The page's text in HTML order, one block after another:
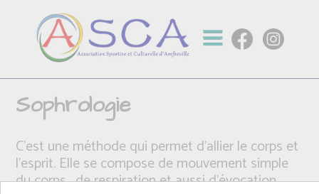
Sophrologie
C'est une méthode qui permet d'allier le corps et
l'esprit. Elle se compose de mouvement simple
du corps , de respiration et aussi d'évocation